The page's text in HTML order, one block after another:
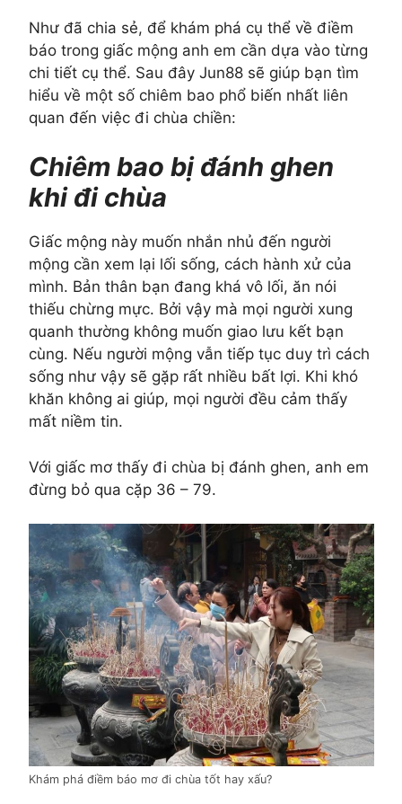
Như đã chia sẻ, để khám phá cụ thể về điềm
báo trong giấc mộng anh em cần dựa vào từng
chi tiết cụ thể. Sau đây Jun88 sẽ giúp bạn tìm
hiểu về một số chiêm bao phổ biến nhất liên
quan đến việc đi chùa chiền:
Chiêm bao bị đánh ghen
khi đi chùa
Giấc mộng này muốn nhắn nhủ đến người
mộng cần xem lại lối sống, cách hành xử của
mình. Bản thân bạn đang khá vô lối, ăn nói
thiếu chừng mực. Bởi vậy mà mọi người xung
quanh thường không muốn giao lưu kết bạn
cùng. Nếu người mộng vẫn tiếp tục duy trì cách
sống như vậy sẽ gặp rất nhiều bất lợi. Khi khó
khăn không ai giúp, mọi người đều cảm thấy
mất niềm tin.
Với giấc mơ thấy đi chùa bị đánh ghen, anh em
đừng bỏ qua cặp 36 – 79.
Khám phá điềm báo mơ đi chùa tốt hay xấu?